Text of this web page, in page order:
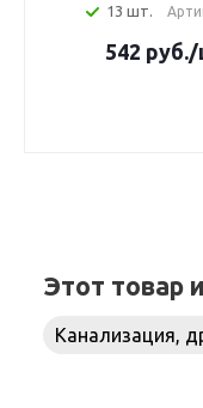
13 шт.
542 руб./
Этот товар
Канализация,